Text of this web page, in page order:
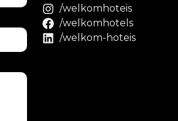
/welkomhoteis
/welkomhotels
/welkom-hoteis